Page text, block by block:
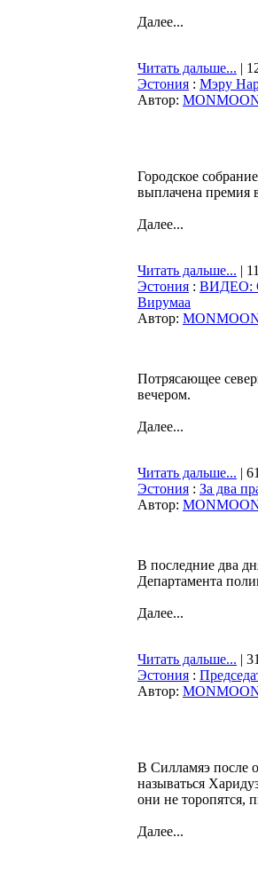
Далее...
Читать дальше... |
Эстония : Мэру
Автор:
Городское
выплачена премия
Далее...
Читать дальше... |
Эстония : ВИДЕО:
Вирумаа
Автор:
Потрясающее
вечером.
Далее...
Читать дальше... |
Эстония : За два
Автор:
В последние два
Департамента
Далее...
Читать дальше... |
Эстония :
Автор:
В Силламяэ после
называться
они не торопятся,
Далее...